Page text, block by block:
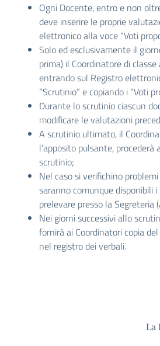
Ogni Docente, entro e non
deve inserire le proprie
elettronico alla voce “Voti
Solo ed esclusivamente il
prima) il Coordinatore di
entrando sul Registro
“Scrutinio” e copiando i “Voti
Durante lo scrutinio ciascun
modificare le valutazioni
A scrutinio ultimato, il
l’apposito pulsante, procederà
scrutinio;
Nel caso si verifichino
saranno comunque disponibili
prelevare presso la Segreteria
Nei giorni successivi allo
fornirà ai Coordinatori copia
nel registro dei verbali.
La